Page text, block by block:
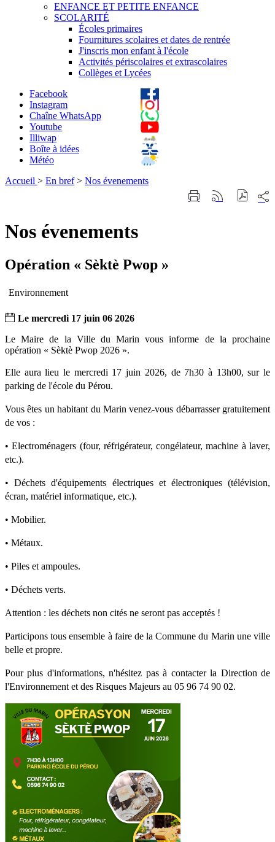
ENFANCE ET PETITE ENFANCE
SCOLARITÉ
Écoles primaires
Fournitures scolaires et dates de rentrée
J'inscris mon enfant à l'école
Activités périscolaires et extrascolaires
Collèges et Lycées
Facebook
Instagram
Chaîne WhatsApp
Youtube
Illiwap
Boîte à idées
Météo
Accueil > En bref > Nos évenements
ImprimerGénérer
sur
Nos évenements
Opération « Sèktè Pwop »
Environnement
Le mercredi 17 juin 06 2026
Le Maire de la Ville du Marin vous informe de la prochaine
opération « Sèktè Pwop 2026 ».
Elle aura lieu le mercredi 17 juin 2026, de 7h30 à 13h00, sur le
parking de l'école du Pérou.
Vous êtes un habitant du Marin venez-vous débarrasser gratuitement
de vos :
• Electroménagers (four, réfrigérateur, congélateur, machine à laver,
etc.).
• Déchets d'équipements électriques et électroniques (télévision,
écran, matériel informatique, etc.).
• Mobilier.
• Métaux.
• Piles et ampoules.
• Déchets verts.
Attention : les déchets non cités ne seront pas acceptés !
Participons tous ensemble à faire de la Commune du Marin une ville
belle et propre.
Pour plus d'informations, n'hésitez pas à contacter la Direction de
l'Environnement et des Risques Majeurs au 05 96 74 90 02.